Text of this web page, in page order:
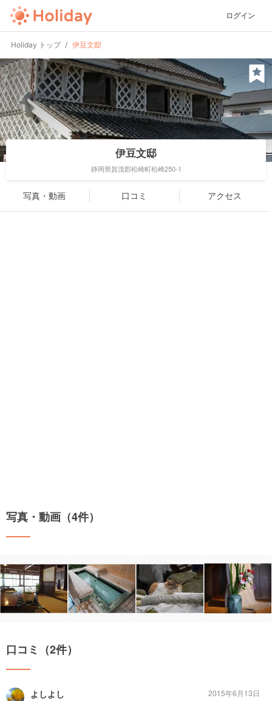
ログイン
Holiday トップ 伊豆文邸
伊豆文邸
静岡県賀茂郡松崎町松崎250-1
写真・動画 口コミ アクセス
写真・動画（4件）
口コミ（2件）
よしよし
2015年6月13日